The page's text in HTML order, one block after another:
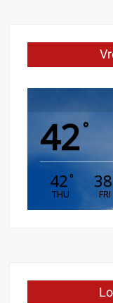
42°
42°
THU
38
FRI